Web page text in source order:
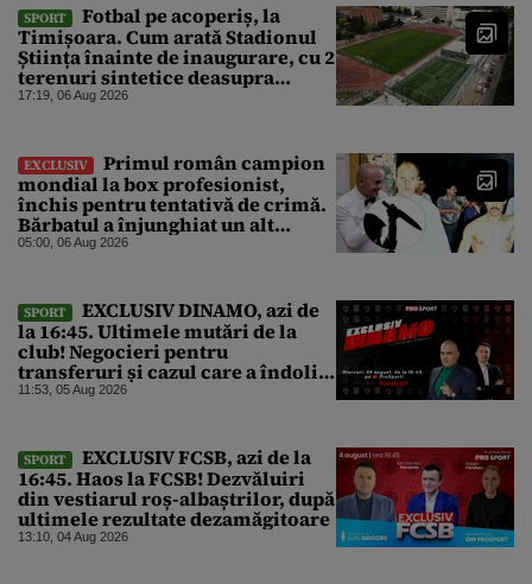
SPORT
Fotbal pe acoperiș, la
Timișoara. Cum arată Stadionul
Știința înainte de inaugurare, cu 2
terenuri sintetice deasupra
tribunei
17:19, 06 Aug 2026
EXCLUSIV
Primul român campion
mondial la box profesionist,
închis pentru tentativă de crimă.
Bărbatul a înjunghiat un alt
interlop periculos
05:00, 06 Aug 2026
SPORT
EXCLUSIV DINAMO, azi de
la 16:45. Ultimele mutări de la
club! Negocieri pentru
transferuri și cazul care a îndoliat
Dinamo
11:53, 05 Aug 2026
SPORT
EXCLUSIV FCSB, azi de la
16:45. Haos la FCSB! Dezvăluiri
din vestiarul roș-albaștrilor, după
ultimele rezultate dezamăgitoare
13:10, 04 Aug 2026